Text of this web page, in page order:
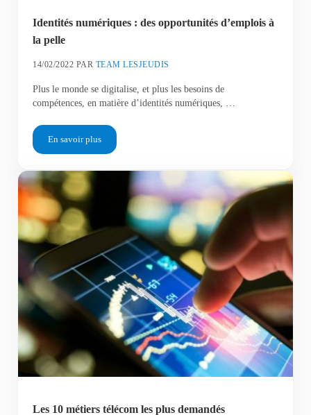
Identités numériques : des opportunités d’emplois à
la pelle
14/02/2022 PAR TEAM LESJEUDIS
Plus le monde se digitalise, et plus les besoins de
compétences, en matière d’identités numériques, …
En savoir plusIdentités numériques : des opportunités d’emplois à la pelle
Les 10 métiers télécom les plus demandés